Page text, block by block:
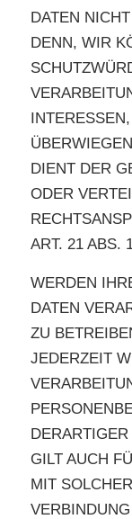
DATEN
DENN, WIR
DIENT DER
ODER
ART. 21 ABS.
WERDEN
DATEN
ZU
JEDERZEIT
GILT AUCH
MIT